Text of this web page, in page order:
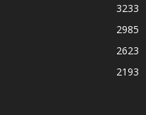
3233
2985
2623
2193